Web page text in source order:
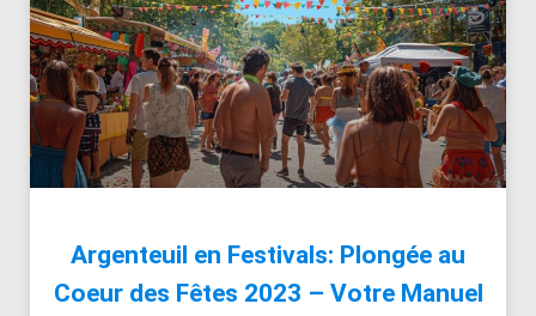
Argenteuil en Festivals: Plongée au
Coeur des Fêtes 2023 – Votre Manuel